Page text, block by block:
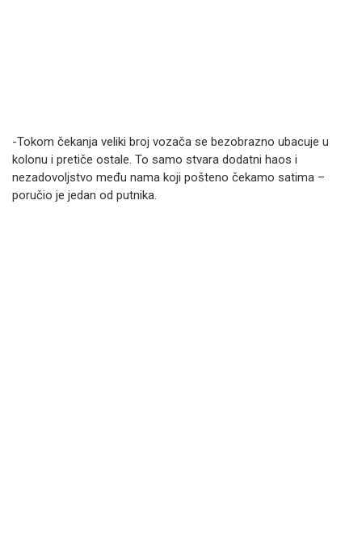
-Tokom čekanja veliki broj vozača se bezobrazno ubacuje u
kolonu i pretiče ostale. To samo stvara dodatni haos i
nezadovoljstvo među nama koji pošteno čekamo satima –
poručio je jedan od putnika.